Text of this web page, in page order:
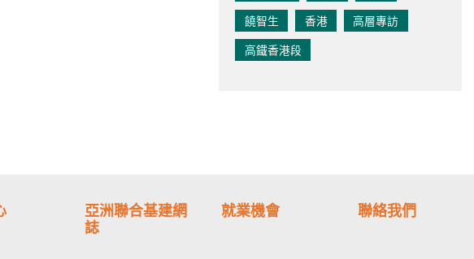
饒智生
香港
高層專訪
高鐵香港段
亞洲聯合基建網
誌
就業機會 聯絡我們